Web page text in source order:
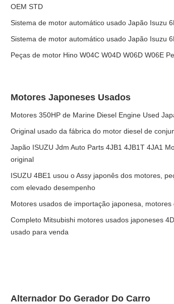
OEM STD
Sistema de motor automático usado Japão Isuzu
Sistema de motor automático usado Japão Isuzu
Peças de motor Hino W04C W04D W06D W06E
Motores Japoneses Usados
Motores 350HP de Marine Diesel Engine Used
Original usado da fábrica do motor diesel de
Japão ISUZU Jdm Auto Parts 4JB1 4JB1T 4JA1
original
ISUZU 4BE1 usou o Assy japonês dos motores,
com elevado desempenho
Motores usados de importação japonesa, motores
Completo Mitsubishi motores usados japoneses
usado para venda
Alternador Do Gerador Do Carro